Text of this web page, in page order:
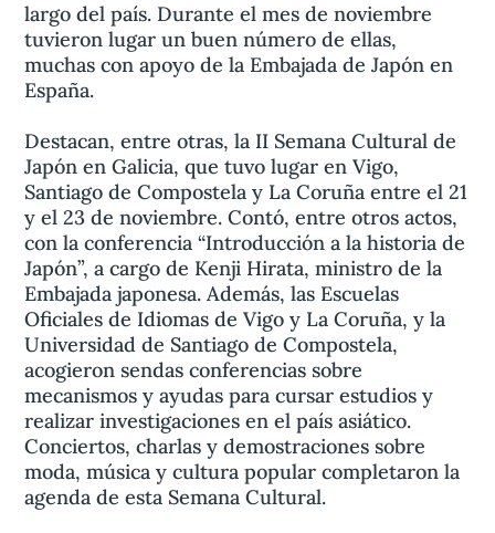
largo del país. Durante el mes de noviembre
tuvieron lugar un buen número de ellas,
muchas con apoyo de la Embajada de Japón en
España.
Destacan, entre otras, la II Semana Cultural de
Japón en Galicia, que tuvo lugar en Vigo,
Santiago de Compostela y La Coruña entre el 21
y el 23 de noviembre. Contó, entre otros actos,
con la conferencia “Introducción a la historia de
Japón”, a cargo de Kenji Hirata, ministro de la
Embajada japonesa. Además, las Escuelas
Oficiales de Idiomas de Vigo y La Coruña, y la
Universidad de Santiago de Compostela,
acogieron sendas conferencias sobre
mecanismos y ayudas para cursar estudios y
realizar investigaciones en el país asiático.
Conciertos, charlas y demostraciones sobre
moda, música y cultura popular completaron la
agenda de esta Semana Cultural.